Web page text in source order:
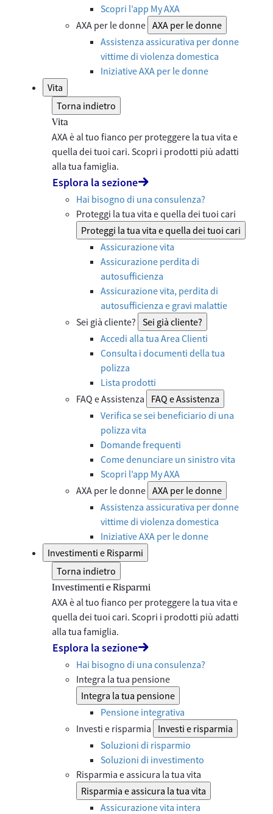
Scopri l’app My AXA
AXA per le donne AXA per le donne
Assistenza assicurativa per donne
vittime di violenza domestica
Iniziative AXA per le donne
Vita
Torna indietro
Vita
AXA è al tuo fianco per proteggere la tua vita e
quella dei tuoi cari. Scopri i prodotti più adatti
alla tua famiglia.
Esplora la sezione
Hai bisogno di una consulenza?
Proteggi la tua vita e quella dei tuoi cari
Proteggi la tua vita e quella dei tuoi cari
Assicurazione vita
Assicurazione perdita di
autosufficienza
Assicurazione vita, perdita di
autosufficienza e gravi malattie
Sei già cliente? Sei già cliente?
Accedi alla tua Area Clienti
Consulta i documenti della tua
polizza
Lista prodotti
FAQ e Assistenza
FAQ e Assistenza
Verifica se sei beneficiario di una
polizza vita
Domande frequenti
Come denunciare un sinistro vita
Scopri l’app My AXA
AXA per le donne AXA per le donne
Assistenza assicurativa per donne
vittime di violenza domestica
Iniziative AXA per le donne
Investimenti e Risparmi
Torna indietro
Investimenti e Risparmi
AXA è al tuo fianco per proteggere la tua vita e
quella dei tuoi cari. Scopri i prodotti più adatti
alla tua famiglia.
Esplora la sezione
Hai bisogno di una consulenza?
Integra la tua pensione
Integra la tua pensione
Pensione integrativa
Investi e risparmia
Investi e risparmia
Soluzioni di risparmio
Soluzioni di investimento
Risparmia e assicura la tua vita
Risparmia e assicura la tua vita
Assicurazione vita intera